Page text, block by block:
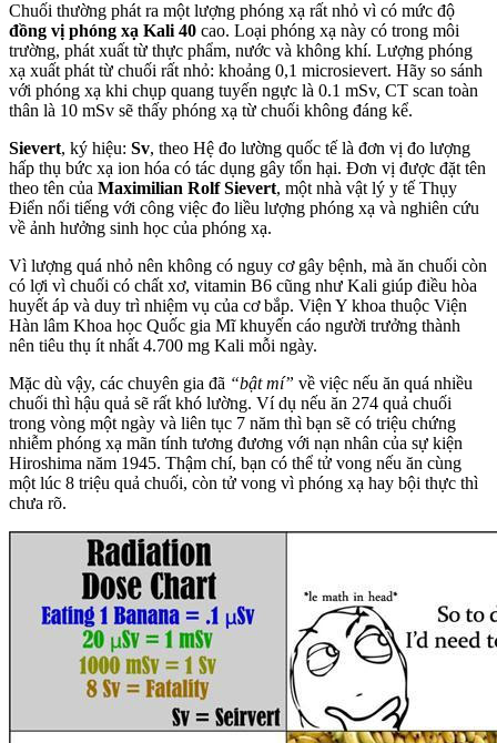
Chuối thường phát ra một lượng phóng xạ rất nhỏ vì có mức độ
đồng vị phóng xạ Kali 40 cao. Loại phóng xạ này có trong môi
trường, phát xuất từ thực phẩm, nước và không khí. Lượng phóng
xạ xuất phát từ chuối rất nhỏ: khoảng 0,1 microsievert. Hãy so sánh
với phóng xạ khi chụp quang tuyến ngực là 0.1 mSv, CT scan toàn
thân là 10 mSv sẽ thấy phóng xạ từ chuối không đáng kể.
Sievert, ký hiệu: Sv, theo Hệ đo lường quốc tế là đơn vị đo lượng
hấp thụ bức xạ ion hóa có tác dụng gây tổn hại. Đơn vị được đặt tên
theo tên của Maximilian Rolf Sievert, một nhà vật lý y tế Thụy
Điển nổi tiếng với công việc đo liều lượng phóng xạ và nghiên cứu
về ảnh hưởng sinh học của phóng xạ.
Vì lượng quá nhỏ nên không có nguy cơ gây bệnh, mà ăn chuối còn
có lợi vì chuối có chất xơ, vitamin B6 cũng như Kali giúp điều hòa
huyết áp và duy trì nhiệm vụ của cơ bắp. Viện Y khoa thuộc Viện
Hàn lâm Khoa học Quốc gia Mĩ khuyến cáo người trưởng thành
nên tiêu thụ ít nhất 4.700 mg Kali mỗi ngày.
Mặc dù vậy, các chuyên gia đã “bật mí” về việc nếu ăn quá nhiều
chuối thì hậu quả sẽ rất khó lường. Ví dụ nếu ăn 274 quả chuối
trong vòng một ngày và liên tục 7 năm thì bạn sẽ có triệu chứng
nhiễm phóng xạ mãn tính tương đương với nạn nhân của sự kiện
Hiroshima năm 1945. Thậm chí, bạn có thể tử vong nếu ăn cùng
một lúc 8 triệu quả chuối, còn tử vong vì phóng xạ hay bội thực thì
chưa rõ.